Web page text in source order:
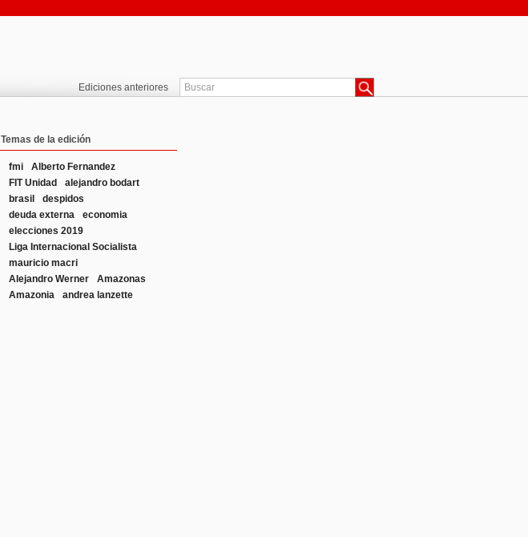
Ediciones anteriores
Temas de la edición
fmi
Alberto Fernandez
FIT Unidad
alejandro bodart
brasil
despidos
deuda externa
economia
elecciones 2019
Liga Internacional Socialista
mauricio macri
Alejandro Werner
Amazonas
Amazonia
andrea lanzette